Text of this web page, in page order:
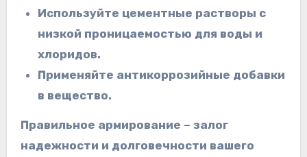
Используйте цементные растворы с
низкой проницаемостью для воды и
хлоридов.
Применяйте антикоррозийные добавки
в вещество.
Правильное армирование – залог
надежности и долговечности вашего